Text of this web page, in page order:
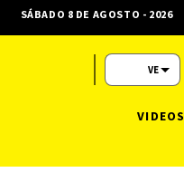
SÁBADO 8 DE AGOSTO - 2026
VE
VIDEOS